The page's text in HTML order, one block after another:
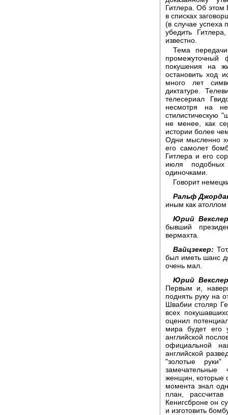
Гитлера. Об этом
в списках
(в случае успеха
убедить
известно.
Тема
покушения на
остановить ход
много лет
диктатуре.
телесериал
несмотря на
стилистическую
не менее, как
истории более
Одни мысленно
его самолет
Гитлера и его
июля
одиночками.
Говорит
Ральф
иным как атоллом
Юрий
бывший
вермахта.
Вайцзекер:
был иметь шанс
очень мал.
Юрий
Первым и,
поднять руку на
Швабии столяр
всех
оценил
мира будет его
английской
официальной
английской
"золотые
замечательные
женщин, которые
момента знал
план,
Кенигсброне он
и изготовить